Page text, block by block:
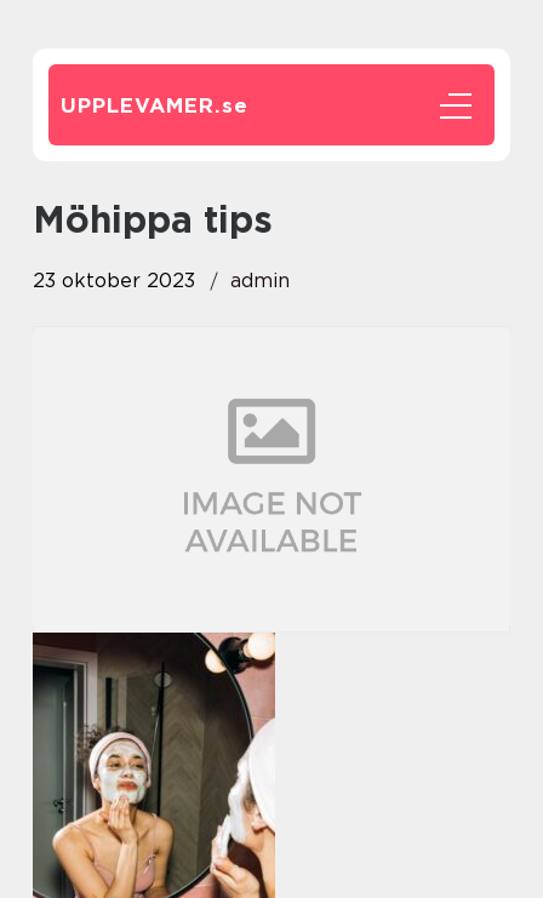
UPPLEVAMER.se
möhippa tips
23 oktober 2023 admin